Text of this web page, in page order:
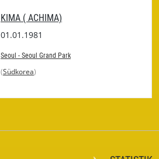
KIMA ( ACHIMA)
01.01.1981
Seoul - Seoul Grand Park
(Südkorea)